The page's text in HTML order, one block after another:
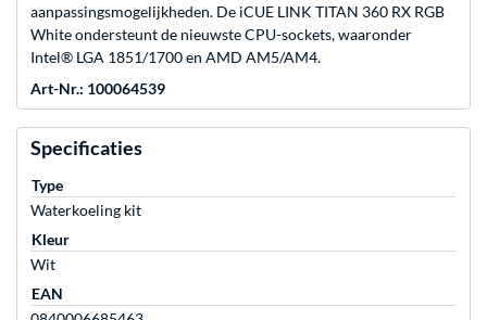
aanpassingsmogelijkheden. De iCUE LINK TITAN 360 RX RGB
White ondersteunt de nieuwste CPU-sockets, waaronder
Intel® LGA 1851/1700 en AMD AM5/AM4.
Art-Nr.: 100064539
Specificaties
Type
Waterkoeling kit
Kleur
Wit
EAN